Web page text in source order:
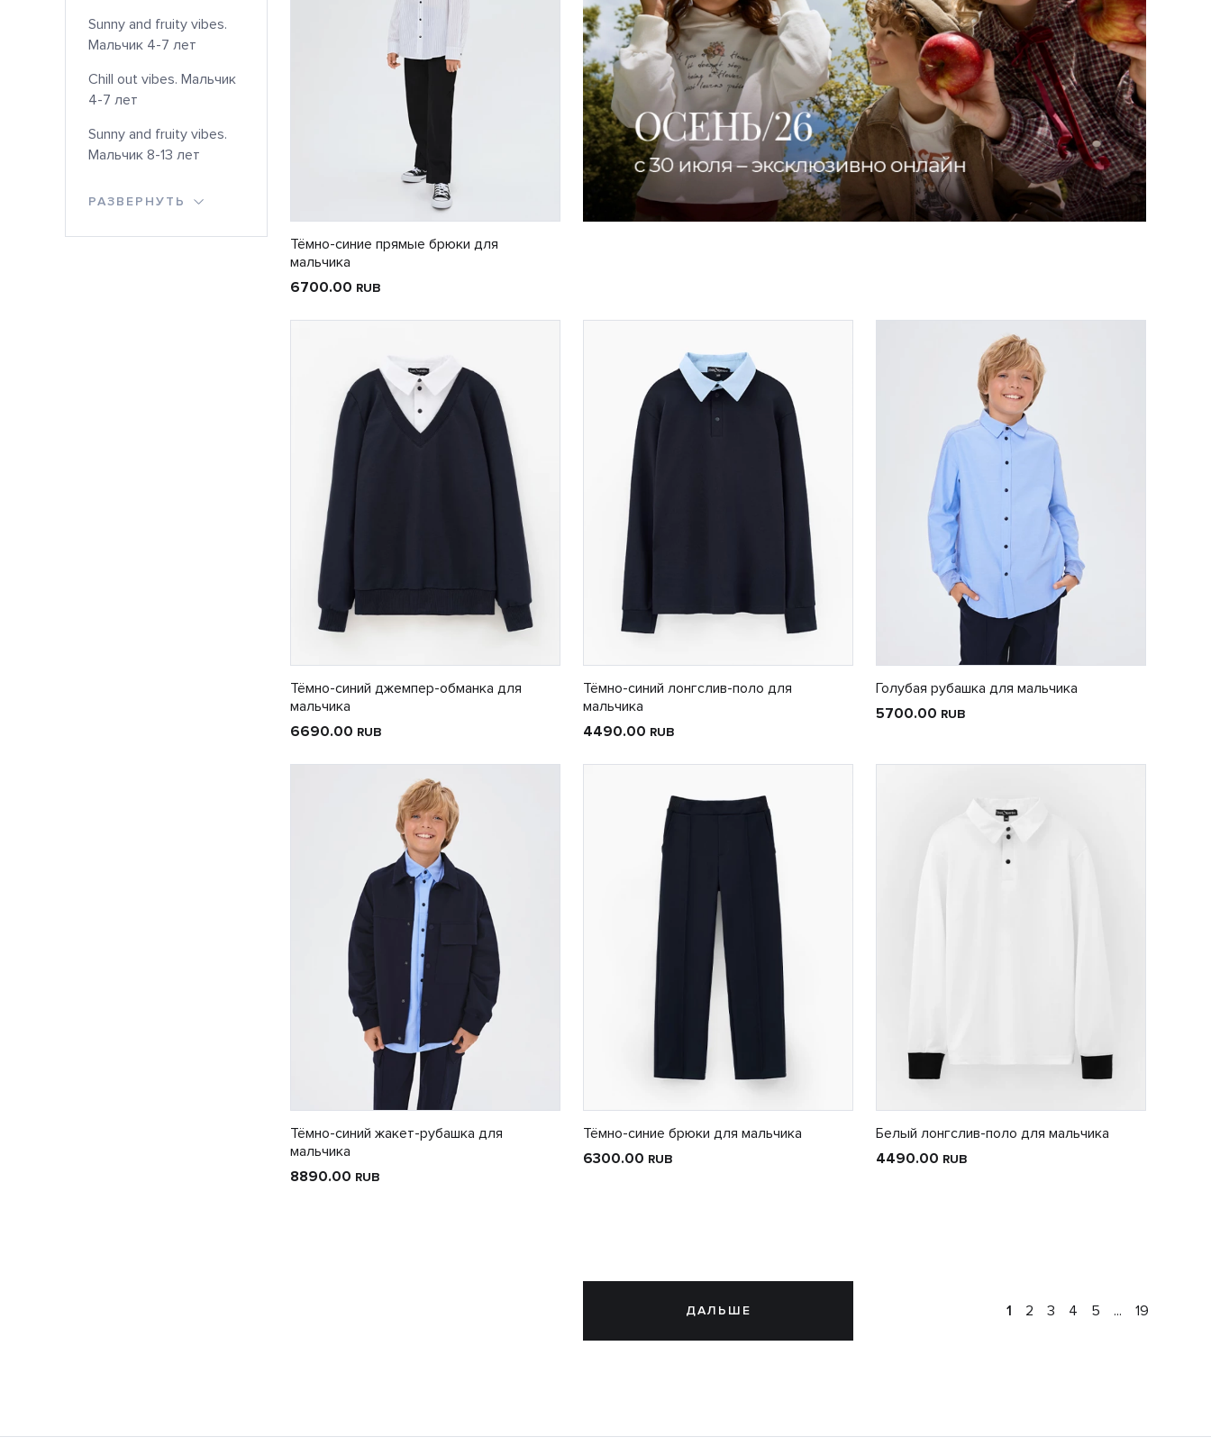
Sunny and fruity vibes.
Мальчик 4-7 лет
Chill out vibes. Мальчик
4-7 лет
Sunny and fruity vibes.
Мальчик 8-13 лет
РАЗВЕРНУТЬ
Тёмно-синие прямые брюки для
мальчика
6700.00 RUB
Тёмно-синий джемпер-обманка для
мальчика
6690.00 RUB
Тёмно-синий лонгслив-поло для
мальчика
4490.00 RUB
Голубая рубашка для мальчика
5700.00 RUB
Тёмно-синий жакет-рубашка для
мальчика
8890.00 RUB
Тёмно-синие брюки для мальчика
6300.00 RUB
Белый лонгслив-поло для мальчика
4490.00 RUB
ДАЛЬШЕ 1 2 3 4 5 ... 19